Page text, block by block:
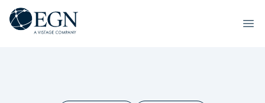
Spring til indhold
Executives' Global Network